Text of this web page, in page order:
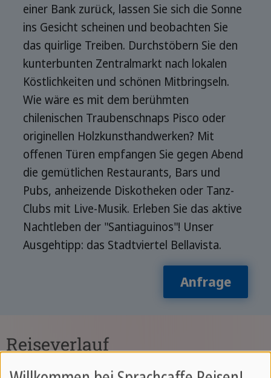
einer Bank zurück, lassen Sie sich die Sonne
ins Gesicht scheinen und beobachten Sie
das quirlige Treiben. Durchstöbern Sie den
kunterbunten Zentralmarkt nach lokalen
Köstlichkeiten und schönen Mitbringseln.
Wie wäre es mit dem berühmten
chilenischen Traubenschnaps Pisco oder
originellen Holzkunsthandwerken? Mit
offenen Türen empfangen Sie gegen Abend
die gemütlichen Restaurants, Bars und
Pubs, anheizende Diskotheken oder Tanz-
Clubs mit Live-Musik. Erleben Sie das aktive
Nachtleben der "Santiaguinos"! Unser
Ausgehtipp: das Stadtviertel Bellavista.
Anfrage
Reiseverlauf